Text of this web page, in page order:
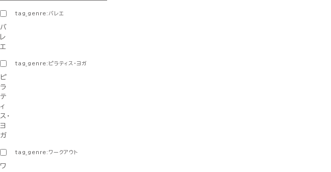
tag_genre:バレエ
バ
レ
エ
tag_genre:ピラティス・ヨガ
ピ
ラ
テ
ィ
ス・
ヨ
ガ
tag_genre:ワークアウト
ワ